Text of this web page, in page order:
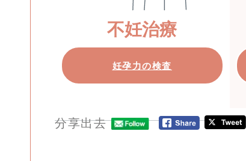
不妊治療
妊孕力の検査
分享出去